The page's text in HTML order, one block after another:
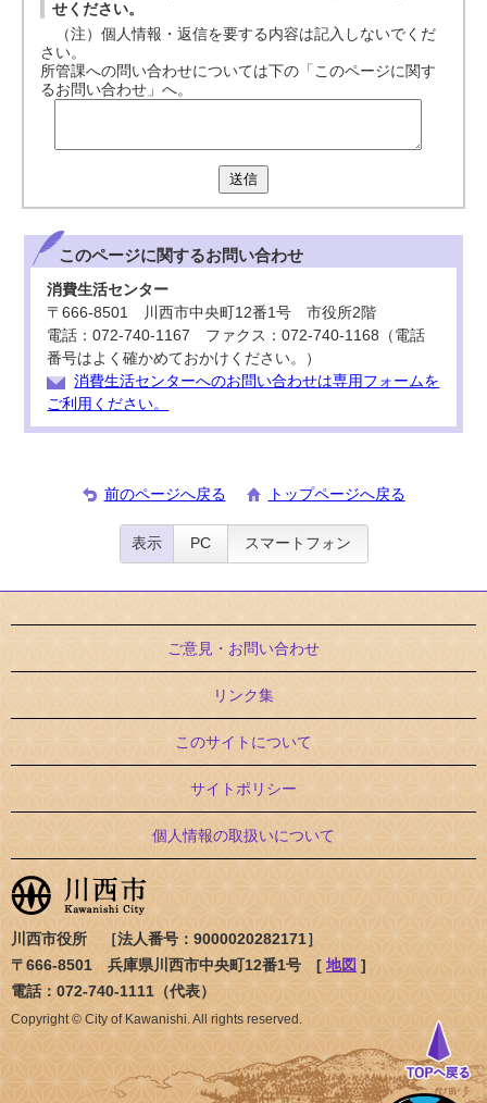
せください。
（注）個人情報・返信を要する内容は記入しないでくだ
さい。
所管課への問い合わせについては下の「このページに関す
るお問い合わせ」へ。
送信
このページに関するお問い合わせ
消費生活センター
〒666-8501 川西市中央町12番1号 市役所2階
電話：072-740-1167 ファクス：072-740-1168（電話
番号はよく確かめておかけください。）
消費生活センターへのお問い合わせは専用フォームを
ご利用ください。
前のページへ戻る トップページへ戻る
表示 PC スマートフォン
ご意見・お問い合わせ
リンク集
このサイトについて
サイトポリシー
個人情報の取扱いについて
川西市役所 ［法人番号：9000020282171］
〒666-8501 兵庫県川西市中央町12番1号 [ 地図 ]
電話：072-740-1111（代表）
Copyright © City of Kawanishi. All rights reserved.